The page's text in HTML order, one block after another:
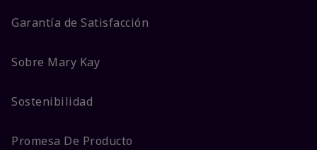
Garantía de Satisfacción
Sobre Mary Kay
Sostenibilidad
Promesa De Producto